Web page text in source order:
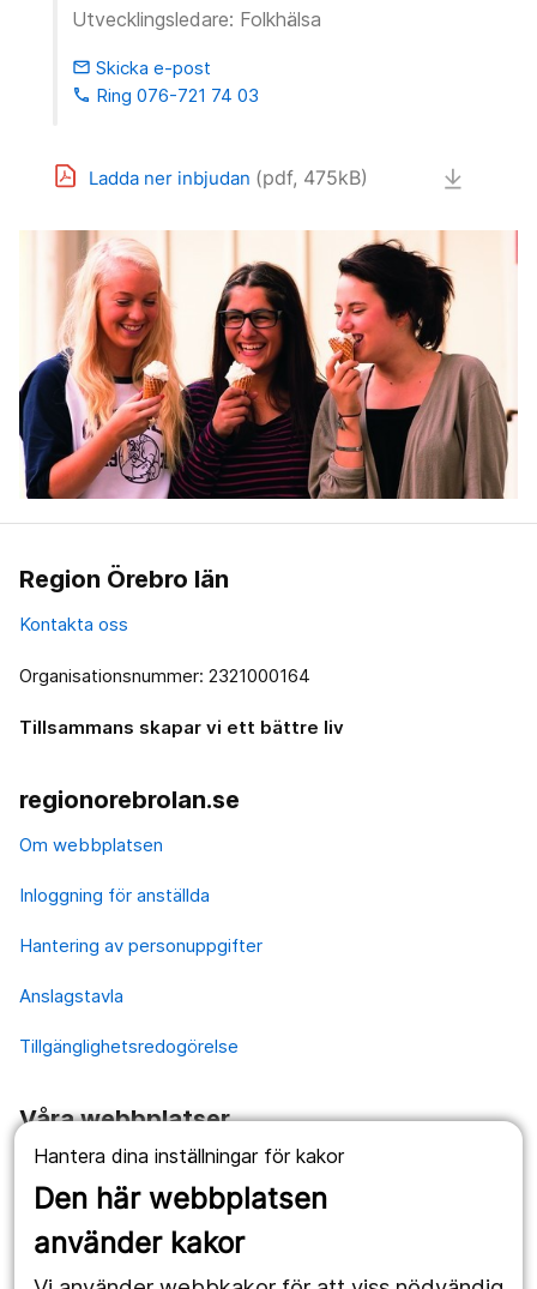
Hantera dina inställningar för kakor
Den här webbplatsen
använder kakor
Utvecklingsledare: Folkhälsa
email Skicka e-post
phone Ring 076-721 74 03
Ladda ner inbjudan (pdf, 475kB)
Region Örebro län
Kontakta oss
Organisationsnummer: 2321000164
Tillsammans skapar vi ett bättre liv
regionorebrolan.se
Om webbplatsen
Inloggning för anställda
Hantering av personuppgifter
Anslagstavla
Tillgänglighetsredogörelse
Våra webbplatser
1177.se
Länstrafiken